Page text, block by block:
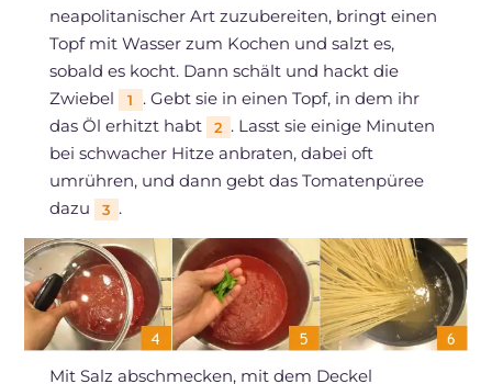
neapolitanischer Art zuzubereiten, bringt einen
Topf mit Wasser zum Kochen und salzt es,
sobald es kocht. Dann schält und hackt die
Zwiebel
1
. Gebt sie in einen Topf, in dem ihr
das Öl erhitzt habt
2 . Lasst sie einige Minuten
bei schwacher Hitze anbraten, dabei oft
umrühren, und dann gebt das Tomatenpüree
dazu
3 .
Mit Salz abschmecken, mit dem Deckel